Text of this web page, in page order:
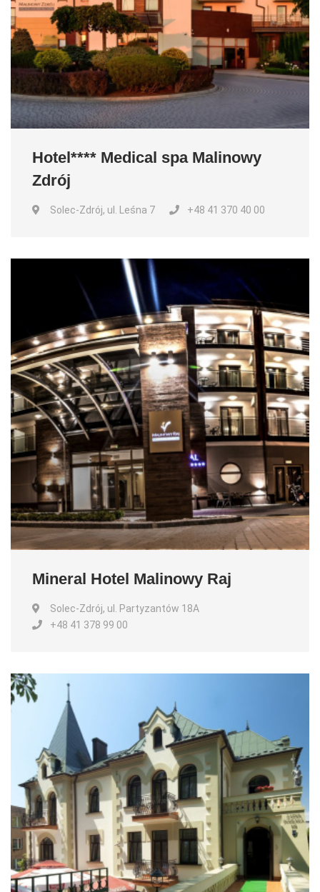
Hotel**** Medical spa Malinowy
Zdrój
Solec-Zdrój, ul. Leśna 7 +48 41 370 40 00
Mineral Hotel Malinowy Raj
Solec-Zdrój, ul. Partyzantów 18A
+48 41 378 99 00